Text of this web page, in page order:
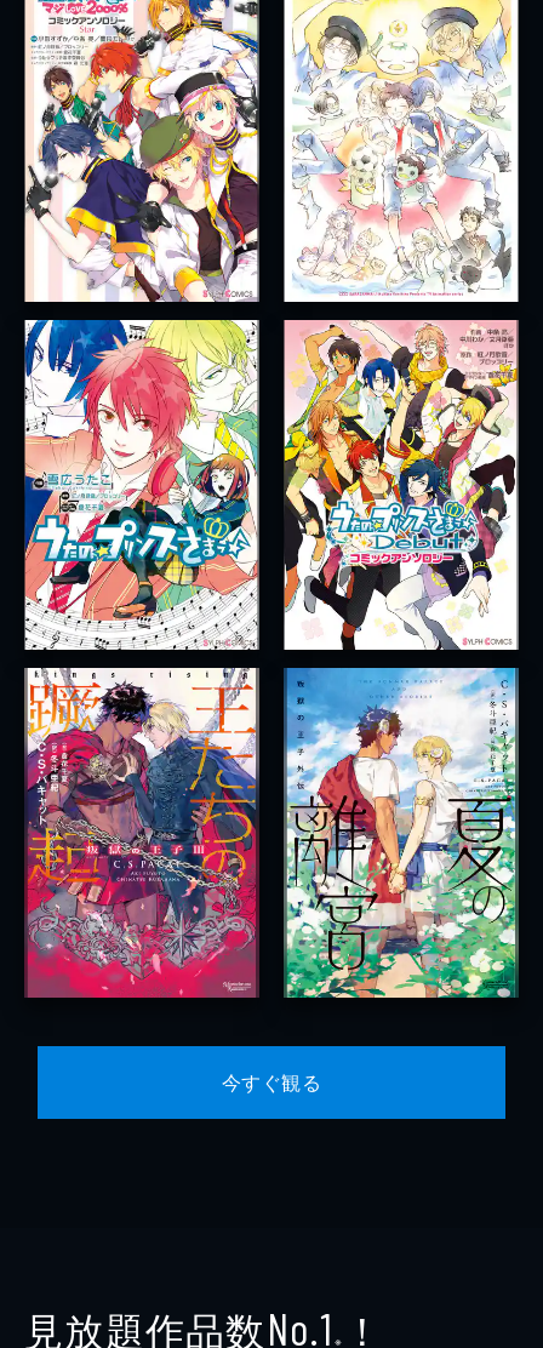
今すぐ観る
見放題作品数No.1 ※ ！